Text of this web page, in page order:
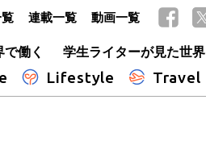
働く
学生ライターが見た世界
Lifestyle Travel
連載一覧 動画一覧